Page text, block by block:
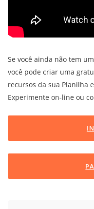
Se você ainda não tem
você pode criar uma
recursos da sua Planilha
Experimente on-line ou